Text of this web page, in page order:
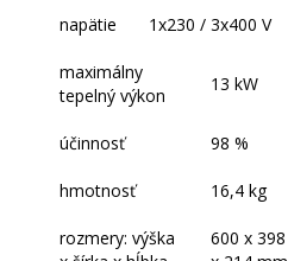
napätie 1x230 / 3x400 V
maximálny
tepelný výkon
13 kW
účinnosť 98 %
hmotnosť 16,4 kg
rozmery: výška
600 x 398